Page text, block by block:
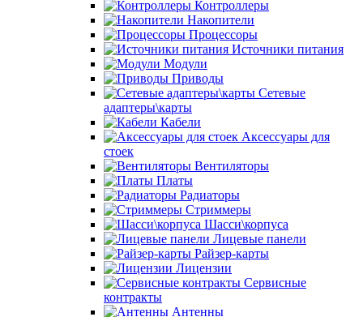
Контроллеры
Накопители
Процессоры
Источники питания
Модули
Приводы
Сетевые
адаптеры\карты
Кабели
Аксессуары для
стоек
Вентиляторы
Платы
Радиаторы
Стриммеры
Шасси\корпуса
Лицевые панели
Райзер-карты
Лицензии
Сервисные
контракты
Антенны